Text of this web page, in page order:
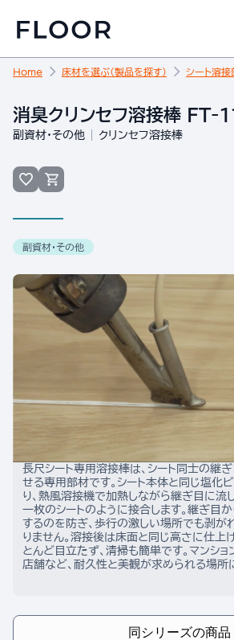
Home 床材を選ぶ（製品を探す） シート溶接
消臭クリンセフ溶接棒 FT-
副資材・その他 クリンセフ溶接棒
副資材・その他
長尺シート専用溶接棒は、シート同士の継
せる専用部材です。シート本体と同じ塩化
り、熱風溶接機で加熱しながら継ぎ目に流
一枚のシートのように接合します。継ぎ目
するのを防ぎ、歩行の激しい場所でも剥が
りません。溶接後は床面と同じ高さに仕上
とんど目立たず、清掃も簡単です。マンショ
店舗など、耐久性と美観が求められる場所
同シリーズの商品